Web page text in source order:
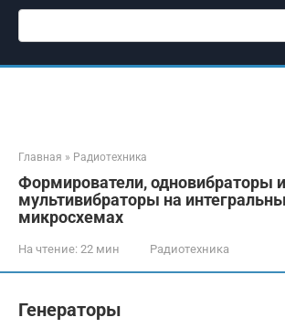
Поиск:
Главная » Радиотехника
Формирователи, одновибраторы и
мультивибраторы на
микросхемах
На чтение: 22 мин Радиотехника
Генераторы